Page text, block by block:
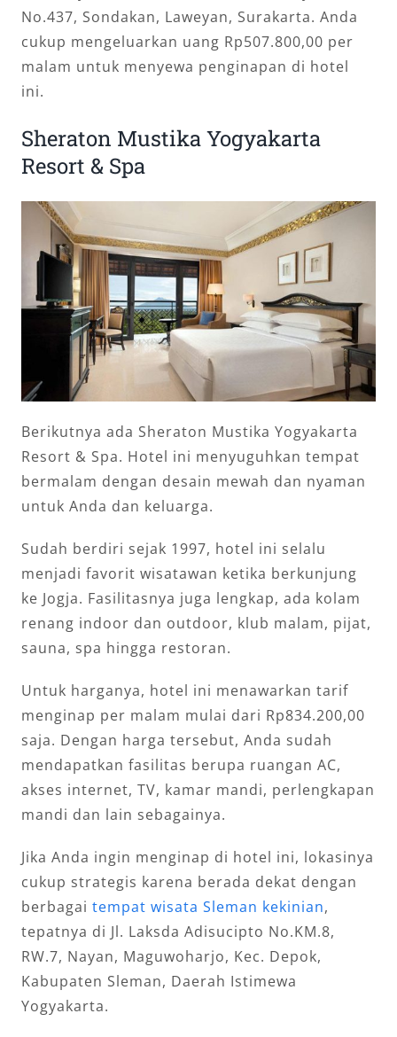
No.437, Sondakan, Laweyan, Surakarta. Anda
cukup mengeluarkan uang Rp507.800,00 per
malam untuk menyewa penginapan di hotel
ini.
Sheraton Mustika Yogyakarta
Resort & Spa
Berikutnya ada Sheraton Mustika Yogyakarta
Resort & Spa. Hotel ini menyuguhkan tempat
bermalam dengan desain mewah dan nyaman
untuk Anda dan keluarga.
Sudah berdiri sejak 1997, hotel ini selalu
menjadi favorit wisatawan ketika berkunjung
ke Jogja. Fasilitasnya juga lengkap, ada kolam
renang indoor dan outdoor, klub malam, pijat,
sauna, spa hingga restoran.
Untuk harganya, hotel ini menawarkan tarif
menginap per malam mulai dari Rp834.200,00
saja. Dengan harga tersebut, Anda sudah
mendapatkan fasilitas berupa ruangan AC,
akses internet, TV, kamar mandi, perlengkapan
mandi dan lain sebagainya.
Jika Anda ingin menginap di hotel ini, lokasinya
cukup strategis karena berada dekat dengan
berbagai tempat wisata Sleman kekinian,
tepatnya di Jl. Laksda Adisucipto No.KM.8,
RW.7, Nayan, Maguwoharjo, Kec. Depok,
Kabupaten Sleman, Daerah Istimewa
Yogyakarta.